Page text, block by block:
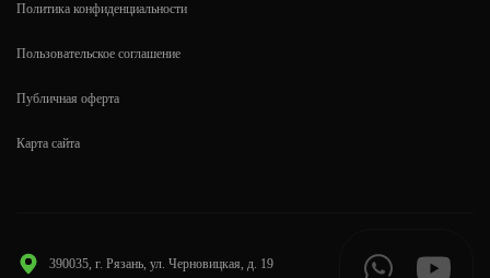
390035, г. Рязань, ул. Черновицкая, д. 19
Политика конфиденциальности
Пользовательское соглашение
Публичная оферта
Карта сайта